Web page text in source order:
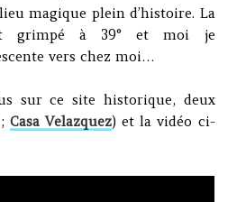
magique plein d’histoire. La
grimpé à 39° et moi je
vers chez moi…
sur ce site historique, deux
Casa Velazquez) et la vidéo ci-